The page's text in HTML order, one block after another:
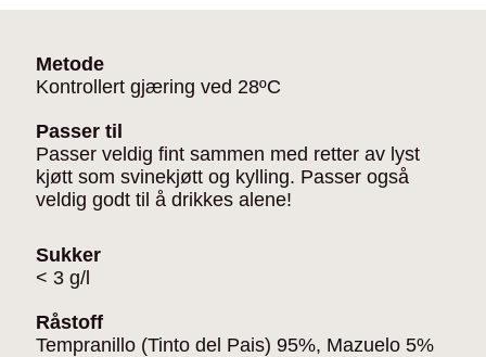
Metode
Kontrollert gjæring ved 28ºC
Passer til
Passer veldig fint sammen med retter av lyst
kjøtt som svinekjøtt og kylling. Passer også
veldig godt til å drikkes alene!
Sukker
< 3 g/l
Råstoff
Tempranillo (Tinto del Pais) 95%, Mazuelo 5%